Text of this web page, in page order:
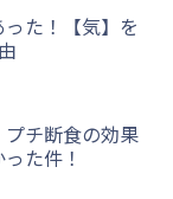
た！【気】を
チ断食の効果
た件！